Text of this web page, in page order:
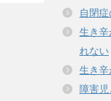
自閉
生き
れない
生き
障害